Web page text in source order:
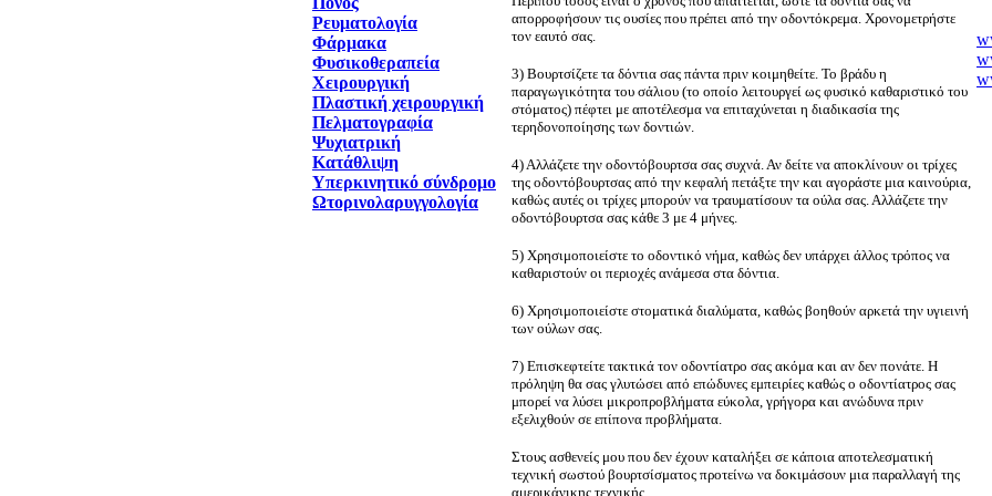
Ρευματολογία
Φάρμακα
Φυσικοθεραπεία
Χειρουργική
Πλαστική χειρουργική
Πελματογραφία
Ψυχιατρική
Κατάθλιψη
Υπερκινητικό σύνδρομο
Ωτορινολαρυγγολογία
απορροφήσουν τις ουσίες που πρέπει από την οδοντόκρεμα. Χρονομετρήστε
τον εαυτό σας.
3) Βουρτσίζετε τα δόντια σας πάντα πριν κοιμηθείτε. Το βράδυ η
παραγωγικότητα του σάλιου (το οποίο λειτουργεί ως φυσικό καθαριστικό του
στόματος) πέφτει με αποτέλεσμα να επιταχύνεται η διαδικασία της
τερηδονοποίησης των δοντιών.
4) Αλλάζετε την οδοντόβουρτσα σας συχνά. Αν δείτε να αποκλίνουν οι τρίχες
της οδοντόβουρτσας από την κεφαλή πετάξτε την και αγοράστε μια καινούρια,
καθώς αυτές οι τρίχες μπορούν να τραυματίσουν τα ούλα σας. Αλλάζετε την
οδοντόβουρτσα σας κάθε 3 με 4 μήνες.
5) Χρησιμοποιείστε το οδοντικό νήμα, καθώς δεν υπάρχει άλλος τρόπος να
καθαριστούν οι περιοχές ανάμεσα στα δόντια.
6) Χρησιμοποιείστε στοματικά διαλύματα, καθώς βοηθούν αρκετά την υγιεινή
των ούλων σας.
7) Επισκεφτείτε τακτικά τον οδοντίατρο σας ακόμα και αν δεν πονάτε. Η
πρόληψη θα σας γλυτώσει από επώδυνες εμπειρίες καθώς ο οδοντίατρος σας
μπορεί να λύσει μικροπροβλήματα εύκολα, γρήγορα και ανώδυνα πριν
εξελιχθούν σε επίπονα προβλήματα.
Στους ασθενείς μου που δεν έχουν καταλήξει σε κάποια αποτελεσματική
τεχνική σωστού βουρτσίσματος προτείνω να δοκιμάσουν μια παραλλαγή της
αμερικάνικης τεχνικής.